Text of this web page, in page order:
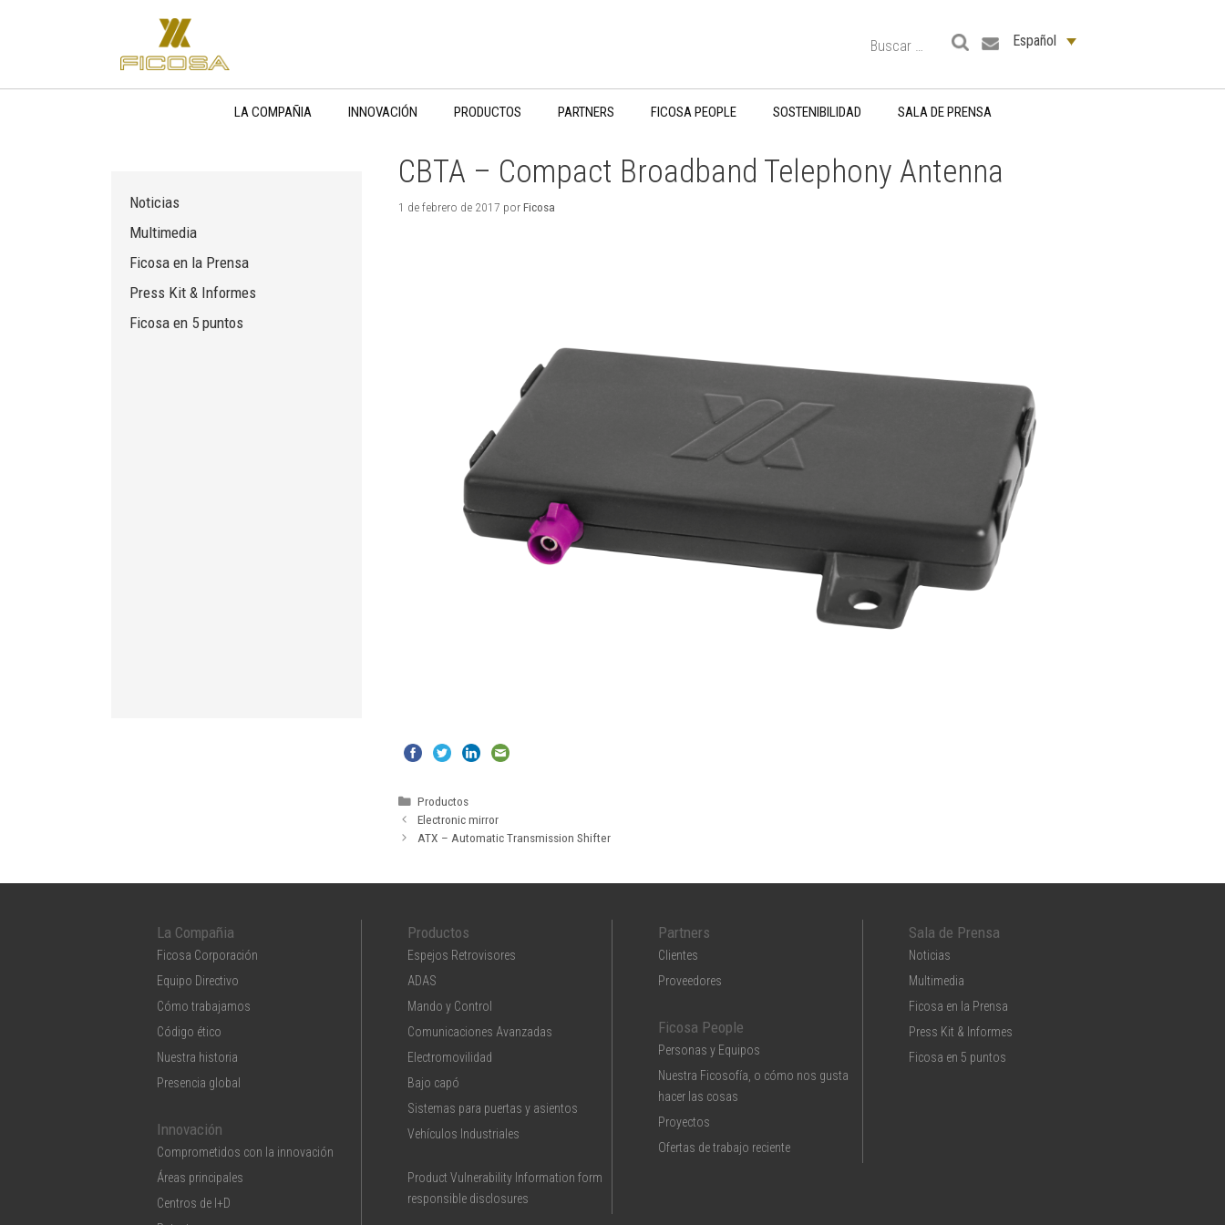
Español
LA COMPAÑIA INNOVACIÓN PRODUCTOS PARTNERS FICOSA PEOPLE SOSTENIBILIDAD SALA DE PRENSA
CBTA – Compact Broadband Telephony Antenna
1 de febrero de 2017 porFicosa
Categorías
Productos
Electronic mirror
ATX – Automatic Transmission Shifter
Noticias
Multimedia
Ficosa en la Prensa
Press Kit & Informes
Ficosa en 5 puntos
La Compañia
Ficosa Corporación
Equipo Directivo
Cómo trabajamos
Código ético
Nuestra historia
Presencia global
Innovación
Comprometidos con la innovación
Áreas principales
Centros de I+D
Productos
Espejos Retrovisores
ADAS
Mando y Control
Comunicaciones Avanzadas
Electromovilidad
Bajo capó
Sistemas para puertas y asientos
Vehículos Industriales
Product Vulnerability Information form
responsible disclosures
Partners
Clientes
Proveedores
Ficosa People
Personas y Equipos
Nuestra Ficosofía, o cómo nos gusta
hacer las cosas
Proyectos
Ofertas de trabajo reciente
Sala de Prensa
Noticias
Multimedia
Ficosa en la Prensa
Press Kit & Informes
Ficosa en 5 puntos